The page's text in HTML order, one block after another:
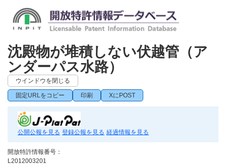
沈殿物が堆積しない伏越管（ア
ンダーパス水路）
ウインドウを閉じる
固定URLをコピー 印刷 XにPOST
公開公報を見る 登録公報を見る 経過情報を見る
開放特許情報番号：
L2012003201